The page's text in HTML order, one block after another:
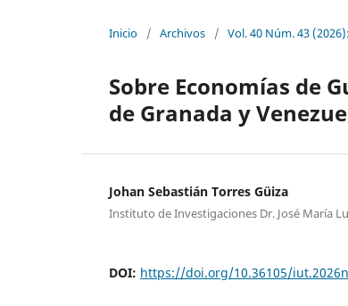
Inicio / Archivos / Vol. 40 Núm. 43
Sobre Economías de
de Granada y
Johan Sebastián Torres Güiza
Instituto de Investigaciones Dr. José María
DOI: https://doi.org/10.36105/